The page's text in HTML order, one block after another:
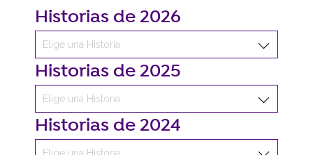
Historias de 2026
Historias de 2025
Historias de 2024